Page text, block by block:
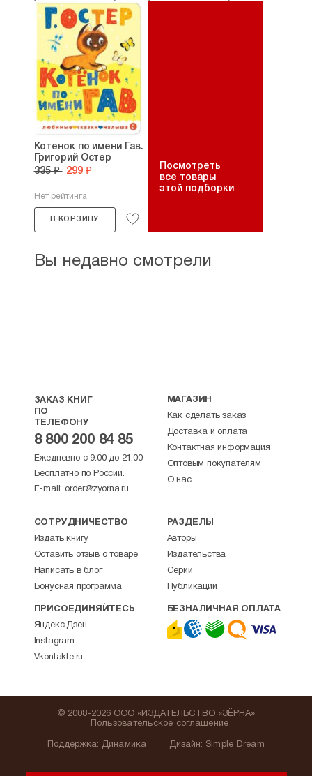
Котенок по имени Гав.
Григорий Остер
335 ₽ 299 ₽
Нет рейтинга
В КОРЗИНУ
Посмотреть
все товары
этой подборки
Вы недавно смотрели
ЗАКАЗ КНИГ
ПО
ТЕЛЕФОНУ
8 800 200 84 85
Ежедневно с 9:00 до 21:00
Бесплатно по России.
E-mail: order@zyorna.ru
МАГАЗИН
Как сделать заказ
Доставка и оплата
Контактная информация
Оптовым покупателям
О нас
СОТРУДНИЧЕСТВО
Издать книгу
Оставить отзыв о товаре
Написать в блог
Бонусная программа
РАЗДЕЛЫ
Авторы
Издательства
Серии
Публикации
ПРИСОЕДИНЯЙТЕСЬ
Яндекс.Дзен
Instagram
Vkontakte.ru
БЕЗНАЛИЧНАЯ ОПЛАТА
Поддержка: Динамика
© 2008-2026 ООО «ИЗДАТЕЛЬСТВО «ЗЁРНА»
Пользовательское соглашение
Дизайн: Simple Dream